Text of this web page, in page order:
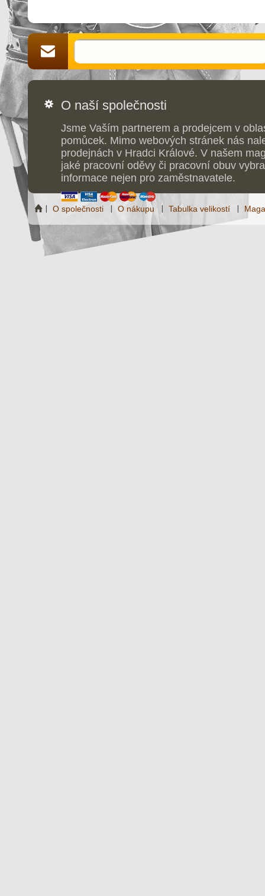
O naší společnosti
Jsme Vaším partnerem a prodejcem v
pomůcek. Mimo webových stránek nás
prodejnách v Hradci Králové. V našem
jaké pracovní oděvy či pracovní obuv
informace nejen pro zaměstnavatele.
O společnosti O nákupu Tabulka velikostí